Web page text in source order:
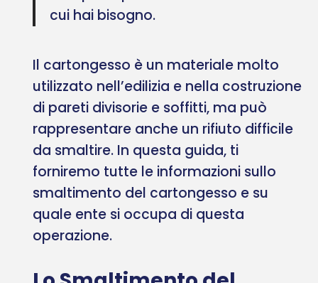
cui hai bisogno.
Il cartongesso è un materiale molto
utilizzato nell’edilizia e nella costruzione
di pareti divisorie e soffitti, ma può
rappresentare anche un rifiuto difficile
da smaltire. In questa guida, ti
forniremo tutte le informazioni sullo
smaltimento del cartongesso e su
quale ente si occupa di questa
operazione.